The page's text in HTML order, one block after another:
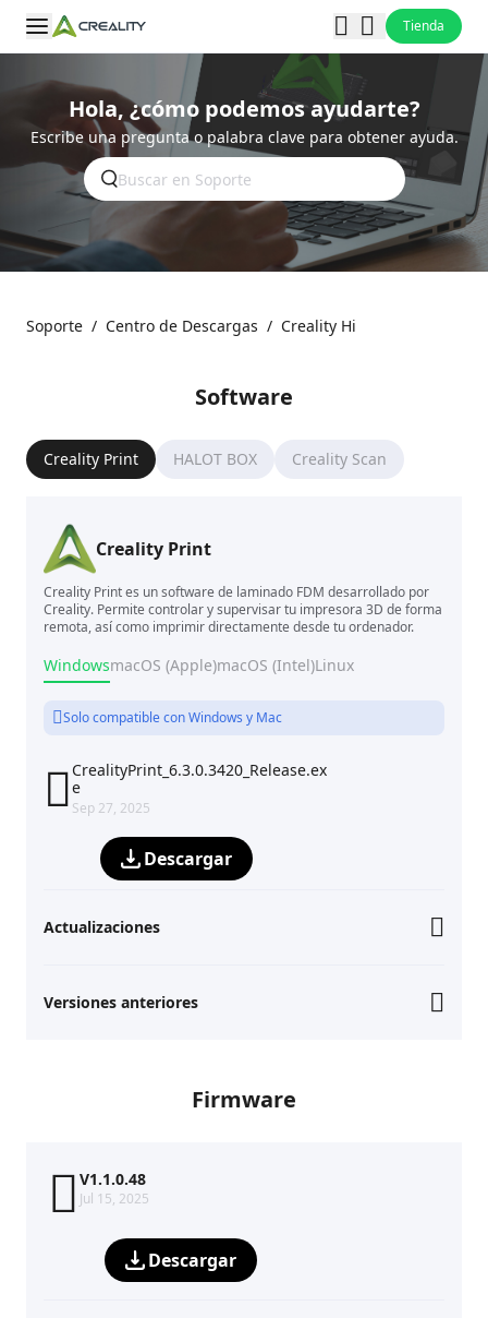
Tienda
Hola, ¿cómo podemos ayudarte?
Escribe una pregunta o palabra clave para obtener ayuda.
Soporte / Centro de Descargas / Creality Hi
Software
Creality Print HALOT BOX Creality Scan
Creality Print
Creality Print es un software de laminado FDM desarrollado por
Creality. Permite controlar y supervisar tu impresora 3D de forma
remota, así como imprimir directamente desde tu ordenador.
WindowsmacOS (Apple)macOS (Intel)Linux
Solo compatible con Windows y Mac
 CrealityPrint_6.3.0.3420_Release.ex
e
Sep 27, 2025
Descargar
Actualizaciones
Versiones anteriores
Firmware
V1.1.0.48
Jul 15, 2025
Descargar